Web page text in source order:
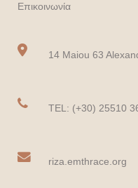
Επικοινωνία
14 Maiou 63
TEL: (+30) 25510
riza.emthrace.org